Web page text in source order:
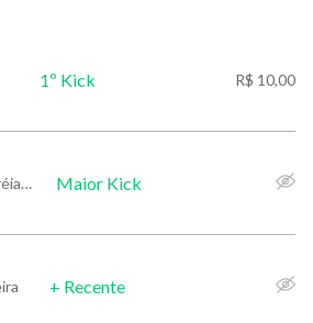
1º Kick R$ 10,00
Ceres Andréia Oliveira Maior Kick
+ Recente